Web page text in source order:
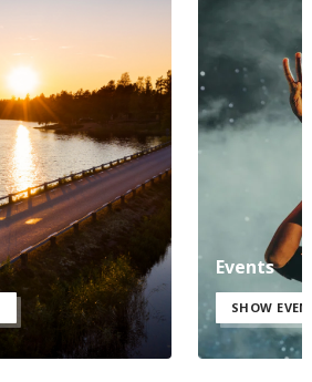
Events
SHOW